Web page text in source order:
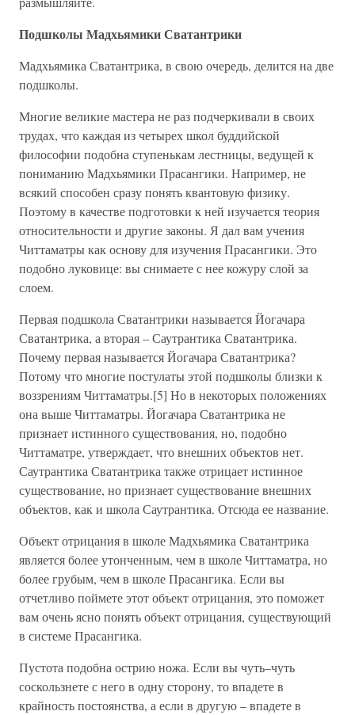
Подшколы Мадхьямики Сватантрики
Мадхьямика Сватантрика, в свою очередь, делится на две
подшколы.
Многие великие мастера не раз подчеркивали в своих
трудах, что каждая из четырех школ буддийской
философии подобна ступенькам лестницы, ведущей к
пониманию Мадхьямики Прасангики. Например, не
всякий способен сразу понять квантовую физику.
Поэтому в качестве подготовки к ней изучается теория
относительности и другие законы. Я дал вам учения
Читтаматры как основу для изучения Прасангики. Это
подобно луковице: вы снимаете с нее кожуру слой за
слоем.
Первая подшкола Сватантрики называется Йогачара
Сватантрика, а вторая – Саутрантика Сватантрика.
Почему первая называется Йогачара Сватантрика?
Потому что многие постулаты этой подшколы близки к
воззрениям Читтаматры.[5] Но в некоторых положениях
она выше Читтаматры. Йогачара Сватантрика не
признает истинного существования, но, подобно
Читтаматре, утверждает, что внешних объектов нет.
Саутрантика Сватантрика также отрицает истинное
существование, но признает существование внешних
объектов, как и школа Саутрантика. Отсюда ее название.
Объект отрицания в школе Мадхьямика Сватантрика
является более утонченным, чем в школе Читтаматра, но
более грубым, чем в школе Прасангика. Если вы
отчетливо поймете этот объект отрицания, это поможет
вам очень ясно понять объект отрицания, существующий
в системе Прасангика.
Пустота подобна острию ножа. Если вы чуть–чуть
соскользнете с него в одну сторону, то впадете в
крайность постоянства, а если в другую – впадете в